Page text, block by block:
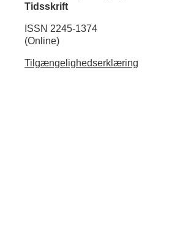
Tidsskrift
ISSN 2245-1374
(Online)
Tilgængelighedserklæring